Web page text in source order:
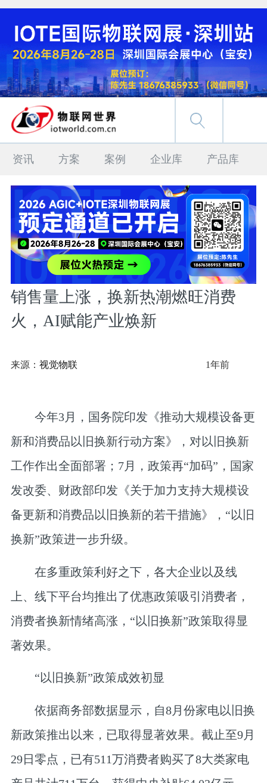
资讯 方案 案例 企业库 产品库
销售量上涨，换新热潮燃旺消费
火，AI赋能产业焕新
来源： 视觉物联 1年前
今年3月，国务院印发《推动大规模设备更
新和消费品以旧换新行动方案》，对以旧换新
工作作出全面部署；7月，政策再“加码”，国家
发改委、财政部印发《关于加力支持大规模设
备更新和消费品以旧换新的若干措施》，“以旧
换新”政策进一步升级。
在多重政策利好之下，各大企业以及线
上、线下平台均推出了优惠政策吸引消费者，
消费者换新情绪高涨，“以旧换新”政策取得显
著效果。
“以旧换新”政策成效初显
依据商务部数据显示，自8月份家电以旧换
新政策推出以来，已取得显著效果。截止至9月
29日零点，已有511万消费者购买了8大类家电